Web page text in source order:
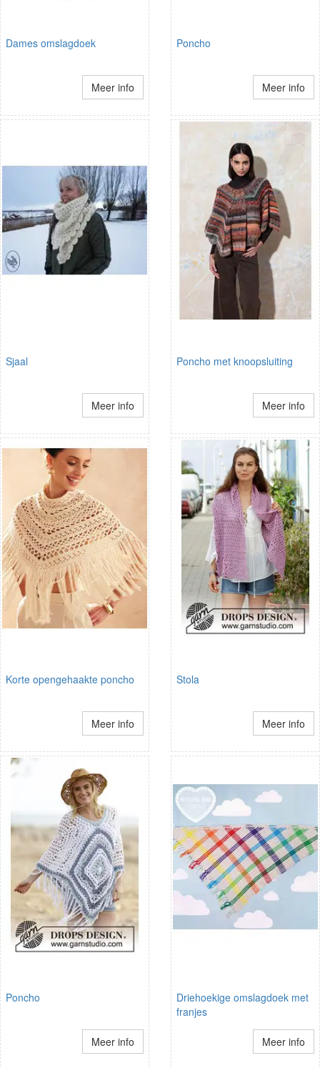
Dames omslagdoek
Meer info
Poncho
Meer info
Sjaal
Meer info
Poncho met knoopsluiting
Meer info
Korte opengehaakte poncho
Meer info
Stola
Meer info
Poncho
Meer info
Driehoekige omslagdoek met
franjes
Meer info